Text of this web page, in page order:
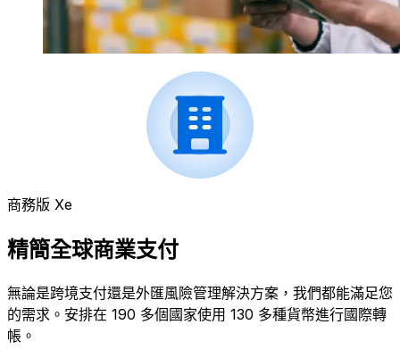
商務版 Xe
精簡全球商業支付
無論是跨境支付還是外匯風險管理解決方案，我們都能滿足您
的需求。安排在 190 多個國家使用 130 多種貨幣進行國際轉
帳。